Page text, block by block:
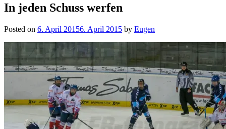
In jeden Schuss werfen
Posted on 6. April 20156. April 2015 by Eugen